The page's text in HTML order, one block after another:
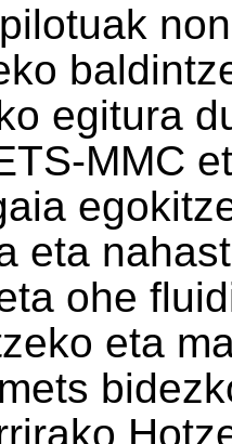
egitura
MMC
eta
ohe
eta